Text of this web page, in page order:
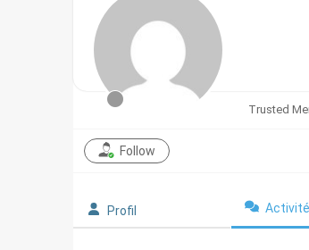
Trusted
Follow
Profil Activité